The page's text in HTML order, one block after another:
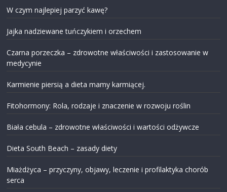
W czym najlepiej parzyć kawę?
Jajka nadziewane tuńczykiem i orzechem
Czarna porzeczka – zdrowotne właściwości i zastosowanie w
medycynie
Karmienie piersią a dieta mamy karmiącej.
Fitohormony: Rola, rodzaje i znaczenie w rozwoju roślin
Biała cebula – zdrowotne właściwości i wartości odżywcze
Dieta South Beach – zasady diety
Miażdżyca – przyczyny, objawy, leczenie i profilaktyka chorób
serca